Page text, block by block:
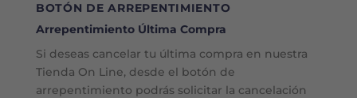
BOTÓN DE ARREPENTIMIENTO
Arrepentimiento Última Compra
Si deseas cancelar tu última compra en nuestra
Tienda On Line, desde el botón de
arrepentimiento podrás solicitar la cancelación